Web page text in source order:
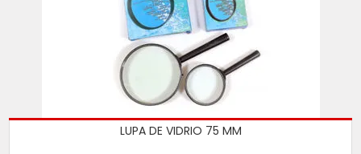
LUPA DE VIDRIO 75 MM